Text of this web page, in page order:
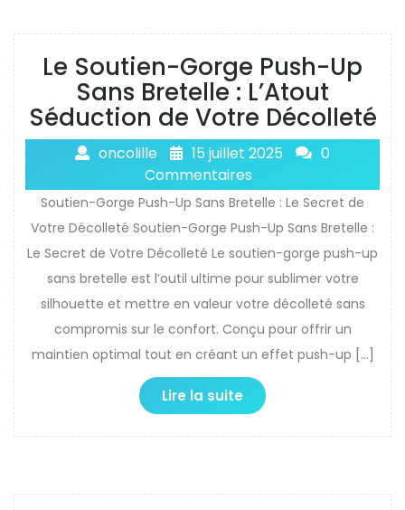
Le Soutien-Gorge Push-Up
Sans Bretelle : L’Atout
Séduction de Votre Décolleté
oncolille 15 juillet 2025
0
Commentaires
Soutien-Gorge Push-Up Sans Bretelle : Le Secret de
Votre Décolleté Soutien-Gorge Push-Up Sans Bretelle :
Le Secret de Votre Décolleté Le soutien-gorge push-up
sans bretelle est l’outil ultime pour sublimer votre
silhouette et mettre en valeur votre décolleté sans
compromis sur le confort. Conçu pour offrir un
maintien optimal tout en créant un effet push-up […]
Lire la suite